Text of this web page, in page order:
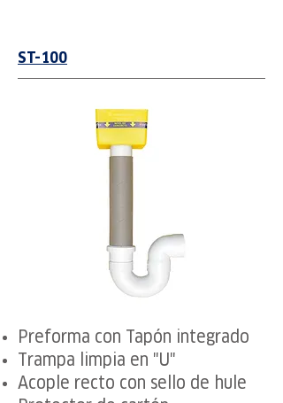
ST-100
Preforma con Tapón integrado
Trampa limpia en "U"
Acople recto con sello de hule